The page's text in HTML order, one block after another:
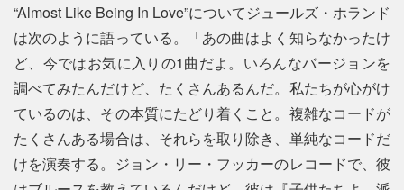
“Almost Like Being In Love”についてジュールズ・ホランド
は次のように語っている。「あの曲はよく知らなかったけ
ど、今ではお気に入りの1曲だよ。いろんなバージョンを
調べてみたんだけど、たくさんあるんだ。私たちが心がけ
ているのは、その本質にたどり着くこと。複雑なコードが
たくさんある場合は、それらを取り除き、単純なコードだ
けを演奏する。ジョン・リー・フッカーのレコードで、彼